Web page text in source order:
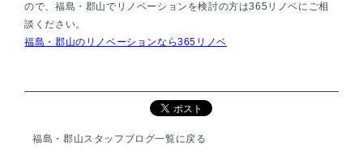
ので、福島・郡山でリノベーションを検討の方は365リノベにご相
談ください。
福島・郡山のリノベーションなら365リノベ
福島・郡山スタッフブログ一覧に戻る